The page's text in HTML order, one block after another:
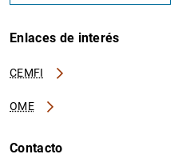
Enlaces de interés
CEMFI
OME
Contacto